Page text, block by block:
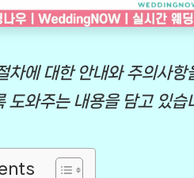
차에 대한 안내와 주의사
도와주는 내용을 담고 있습